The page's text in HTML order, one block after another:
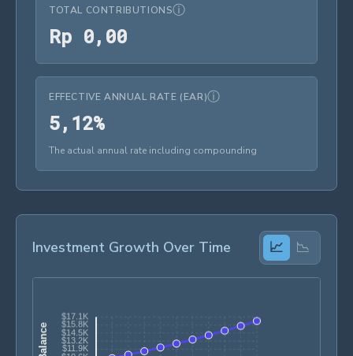
TOTAL CONTRIBUTIONSⓘ
Rp 0, 00Rp 0,00
EFFECTIVE ANNUAL RATE (EAR)ⓘ
5, 12%5,12%
The actual annual rate including compounding
Investment Growth Over Time 📈 📉